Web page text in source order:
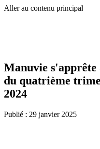
Aller au contenu principal
Manuvie s'apprête
du quatrième
2024
Publié : 29 janvier 2025